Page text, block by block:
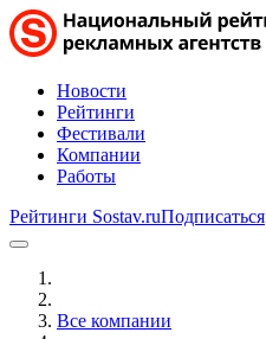
Новости
Рейтинги
Фестивали
Компании
Работы
Рейтинги Sostav.ruПодписаться
Все компании